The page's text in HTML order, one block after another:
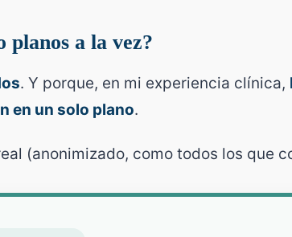
planos a la vez?
. Y porque, en mi experiencia clínica,
en un solo plano.
(anonimizado, como todos los que